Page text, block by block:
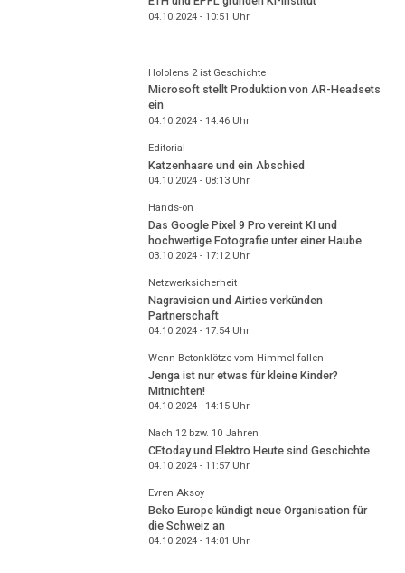
04.10.2024 - 10:51 Uhr
Hololens 2 ist Geschichte
Microsoft stellt Produktion von AR-Headsets
ein
04.10.2024 - 14:46Uhr
Editorial
Katzenhaare und ein Abschied
04.10.2024 - 08:13Uhr
Hands-on
Das Google Pixel 9 Pro vereint KI und
hochwertige Fotografie unter einer Haube
03.10.2024 - 17:12Uhr
Netzwerksicherheit
Nagravision und Airties verkünden
Partnerschaft
04.10.2024 - 17:54Uhr
Wenn Betonklötze vom Himmel fallen
Jenga ist nur etwas für kleine Kinder?
Mitnichten!
04.10.2024 - 14:15Uhr
Nach 12 bzw. 10 Jahren
CEtoday und Elektro Heute sind Geschichte
04.10.2024 - 11:57Uhr
Evren Aksoy
Beko Europe kündigt neue Organisation für
die Schweiz an
04.10.2024 - 14:01 Uhr